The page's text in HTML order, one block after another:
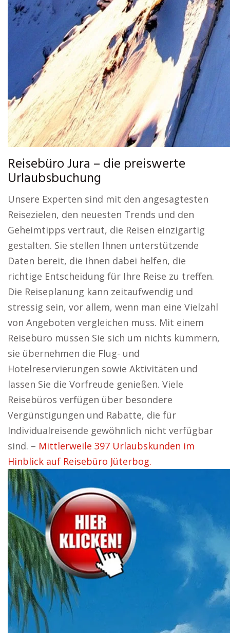
Reisebüro Jura – die preiswerte
Urlaubsbuchung
Unsere Experten sind mit den angesagtesten
Reisezielen, den neuesten Trends und den
Geheimtipps vertraut, die Reisen einzigartig
gestalten. Sie stellen Ihnen unterstützende
Daten bereit, die Ihnen dabei helfen, die
richtige Entscheidung für Ihre Reise zu treffen.
Die Reiseplanung kann zeitaufwendig und
stressig sein, vor allem, wenn man eine Vielzahl
von Angeboten vergleichen muss. Mit einem
Reisebüro müssen Sie sich um nichts kümmern,
sie übernehmen die Flug- und
Hotelreservierungen sowie Aktivitäten und
lassen Sie die Vorfreude genießen. Viele
Reisebüros verfügen über besondere
Vergünstigungen und Rabatte, die für
Individualreisende gewöhnlich nicht verfügbar
sind. – Mittlerweile 397 Urlaubskunden im
Hinblick auf Reisebüro Jüterbog.